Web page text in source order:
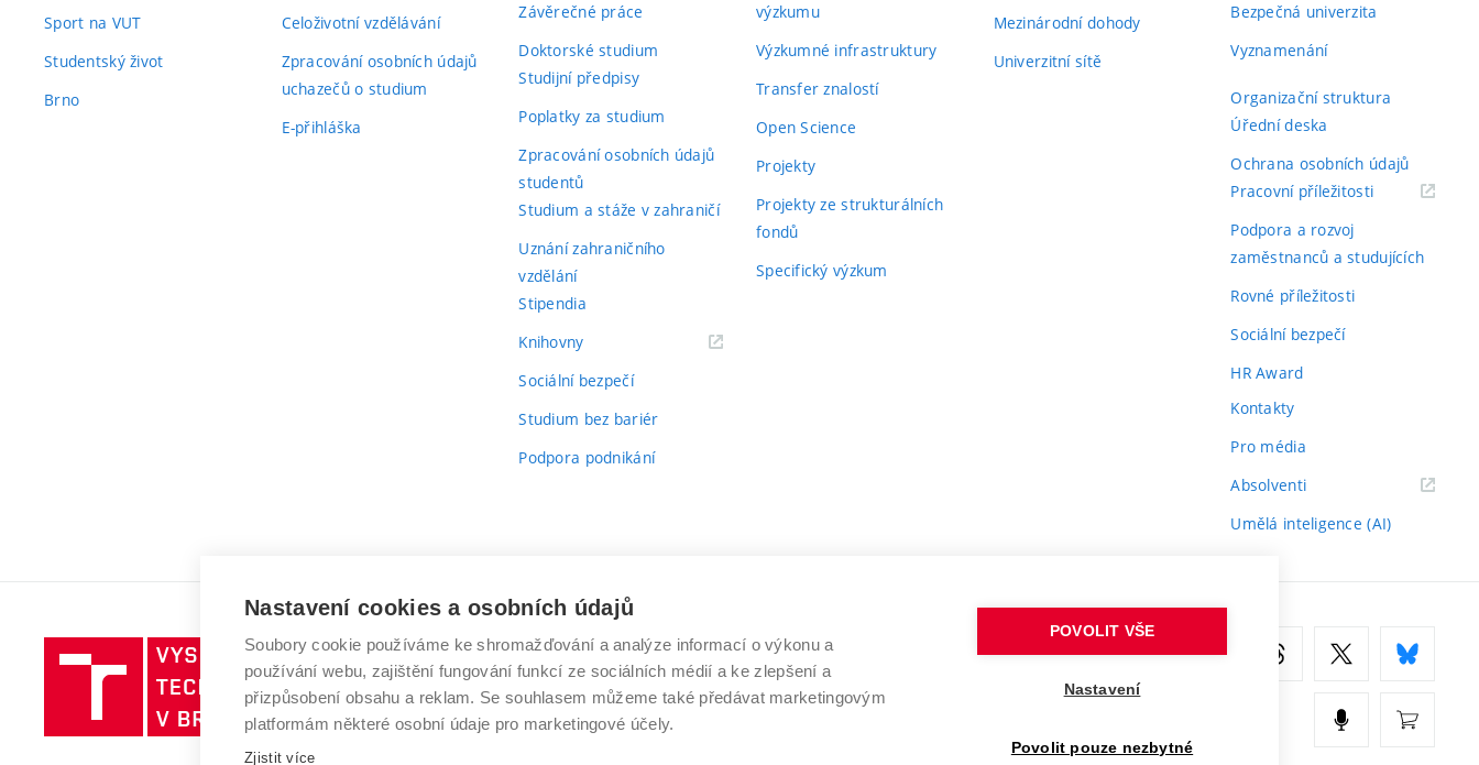
Sport na VUT
Studentský život
Brno
Celoživotní vzdělávání
Zpracování osobních údajů
uchazečů o studium
E-přihláška
Závěrečné práce
Doktorské studium
Studijní předpisy
Poplatky za studium
Zpracování osobních údajů
studentů
Studium a stáže v zahraničí
Uznání zahraničního
vzdělání
Stipendia
Knihovny(externí
Sociální bezpečí
Studium bez bariér
Podpora podnikání
výzkumu
Výzkumné infrastruktury
Transfer znalostí
Open Science
Projekty
Projekty ze strukturálních
fondů
Specifický výzkum
Mezinárodní dohody
Univerzitní sítě
Bezpečná univerzita
Vyznamenání
Organizační struktura
Úřední deska
Ochrana osobních údajů
Pracovní příležitosti(externí
Podpora a rozvoj
zaměstnanců a studujících
Rovné příležitosti
Sociální bezpečí
HR Award
Kontakty
Pro média
Absolventi(externí
Umělá inteligence (AI)
Vysoké
učení
technické
v
VYSOKÉ UČENÍ TECHNICKÉ V BRNĚ
Antonínská 548/1
602 00 Brno
www.vut.cz
Nastavení cookies a osobních údajů
Soubory cookie používáme ke shromažďování a analýze informací o výkonu a
používání webu, zajištění fungování funkcí ze sociálních médií a ke zlepšení a
přizpůsobení obsahu a reklam. Se souhlasem můžeme také předávat marketingovým
platformám některé osobní údaje pro marketingové účely.
Zjistit více
POVOLIT VŠE
Nastavení
Povolit pouze nezbytné